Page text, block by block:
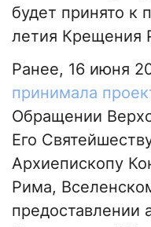
будет принято к
летия Крещения
Ранее, 16 июня
принимала
Обращении
Его
Архиепископу
Рима,
предоставлении